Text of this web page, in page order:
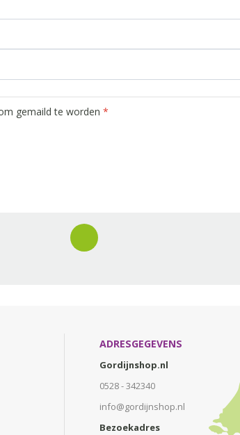
gemaild te worden *
ADRESGEGEVENS
Gordijnshop.nl
0528 - 342340
info@gordijnshop.nl
Bezoekadres